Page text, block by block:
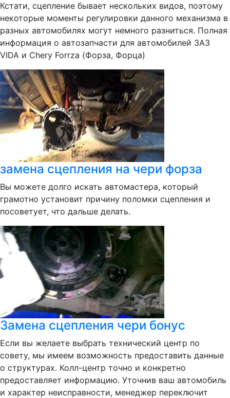
Кстати, сцепление бывает нескольких видов, поэтому
некоторые моменты регулировки данного механизма в
разных автомобилях могут немного разниться. Полная
информация о автозапчасти для автомобилей ЗАЗ
VIDA и Chery Forrza (Форза, Форца)
замена сцепления на чери форза
Вы можете долго искать автомастера, который
грамотно установит причину поломки сцепления и
посоветует, что дальше делать.
Замена сцепления чери бонус
Если вы желаете выбрать технический центр по
совету, мы имеем возможность предоставить данные
о структурах. Колл-центр точно и конкретно
предоставляет информацию. Уточнив ваш автомобиль
и характер неисправности, менеджер переключит